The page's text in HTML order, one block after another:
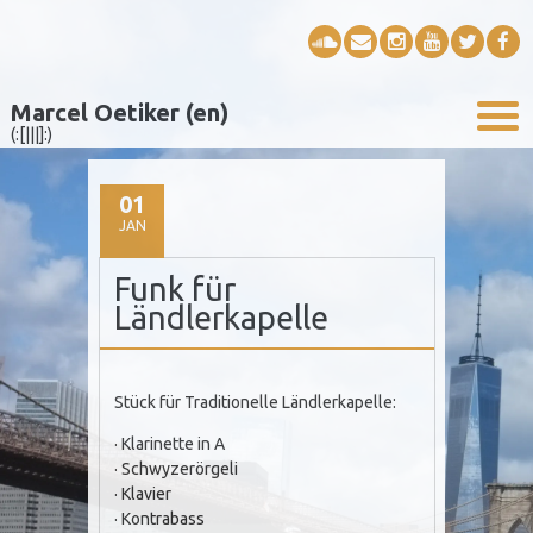
Marcel Oetiker (en)
(:[|||]:)
01
JAN
Funk für
Ländlerkapelle
Stück für Traditionelle Ländlerkapelle:
· Klarinette in A
· Schwyzerörgeli
· Klavier
· Kontrabass